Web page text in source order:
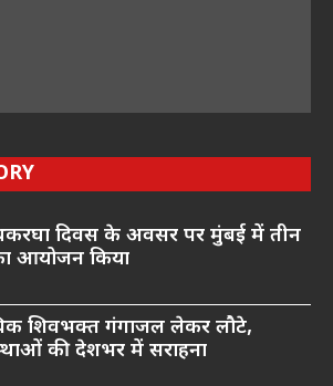
हथकरघा दिवस के अवसर पर मुंबई में तीन
आयोजन किया
शिवभक्त गंगाजल लेकर लौटे,
की देशभर में सराहना